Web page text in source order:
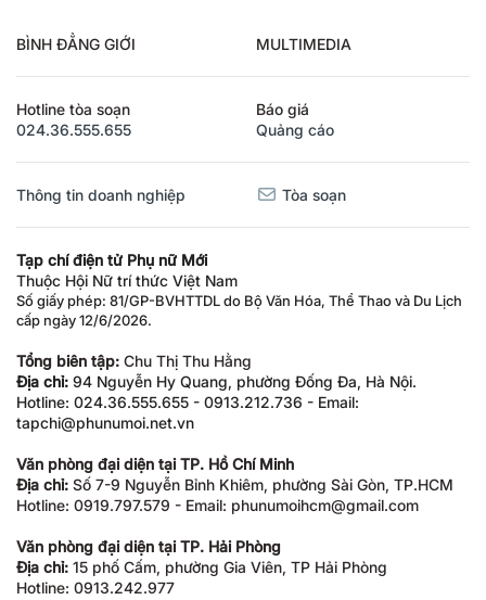
BÌNH ĐẲNG GIỚI MULTIMEDIA
Hotline tòa soạn
024.36.555.655
Báo giá
Quảng cáo
Thông tin doanh nghiệp Tòa soạn
Tạp chí điện tử Phụ nữ Mới
Thuộc Hội Nữ trí thức Việt Nam
Số giấy phép: 81/GP-BVHTTDL do Bộ Văn Hóa, Thể Thao và Du Lịch
cấp ngày 12/6/2026.
Tổng biên tập: Chu Thị Thu Hằng
Địa chỉ: 94 Nguyễn Hy Quang, phường Đống Đa, Hà Nội.
Hotline: 024.36.555.655 - 0913.212.736 - Email:
tapchi@phunumoi.net.vn
Văn phòng đại diện tại TP. Hồ Chí Minh
Địa chỉ: Số 7-9 Nguyễn Bỉnh Khiêm, phường Sài Gòn, TP.HCM
Hotline: 0919.797.579 - Email: phunumoihcm@gmail.com
Văn phòng đại diện tại TP. Hải Phòng
Địa chỉ: 15 phố Cấm, phường Gia Viên, TP Hải Phòng
Hotline: 0913.242.977